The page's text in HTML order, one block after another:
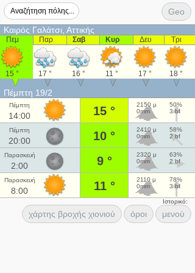
Geo
Καιρός Γαλάτσι, Αττικής
Πεμ
15 °
Παρ
17 °
Σαβ
16 °
Κυρ
11 °
Δευ
17 °
Τρι
18 °
Πέμπτη 19/2
Πέμπτη
14:00 15 °
2150 μ
0mm
50%
3 bf
Πέμπτη
20:00 10 °
2410 μ
0mm
58%
2 bf
Παρασκευή
2:00 9 °
2320 μ
0mm
63%
2 bf
Παρασκευή
8:00 11 °
2110 μ
0mm
78%
3 bf
Ιστορικό:
χάρτης βροχής χιονιού όροι μενού